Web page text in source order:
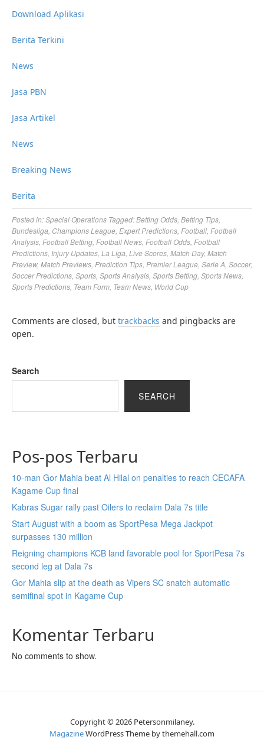
Download Aplikasi
Berita Terkini
News
Jasa PBN
Jasa Artikel
News
Breaking News
Berita
Posted in:Special Operations Tagged:Betting Odds Betting Tips
Bundesliga Champions League Expert Predictions Football Football
Analysis Football Betting Football News Football Odds Football
Predictions Injury Updates La Liga Live Scores Match Day, Match
Preview, Match Previews Prediction Tips Premier League Serie A Soccer,
Soccer Predictions Sports Sports Analysis Sports Betting Sports News
Sports Predictions Team Form Team News World Cup
Comments are closed, but trackbacks and pingbacks are
open.
Search
SEARCH
Pos-pos Terbaru
10-man Gor Mahia beat Al Hilal on penalties to reach CECAFA
Kagame Cup final
Kabras Sugar rally past Oilers to reclaim Dala 7s title
Start August with a boom as SportPesa Mega Jackpot
surpasses 130 million
Reigning champions KCB land favorable pool for SportPesa 7s
second leg at Dala 7s
Gor Mahia slip at the death as Vipers SC snatch automatic
semifinal spot in Kagame Cup
Komentar Terbaru
No comments to show.
Copyright © 2026 Petersonmilaney.
MagazineWordPress Theme by themehall.com